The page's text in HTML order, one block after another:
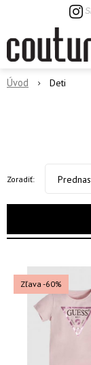
Úvod Deti
Zoradiť:
Zľava -60%